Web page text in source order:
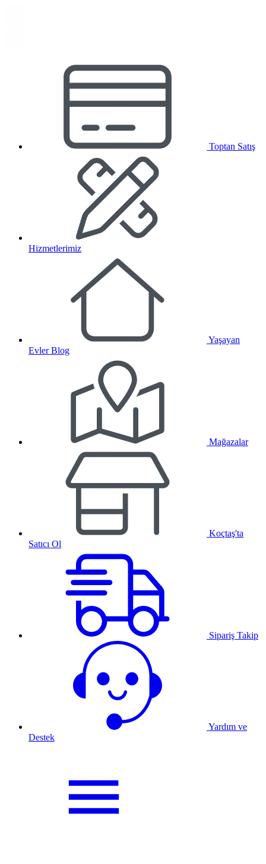
Toptan Satış
Hizmetlerimiz
Yaşayan
Evler Blog
Mağazalar
Koçtaş'ta
Satıcı Ol
Sipariş Takip
Yardım ve
Destek